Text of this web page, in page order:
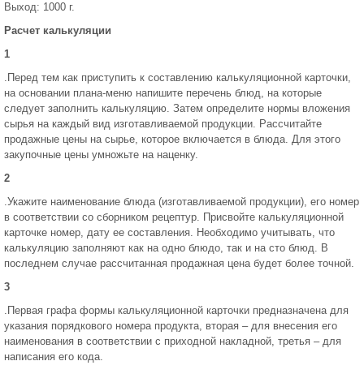
Выход: 1000 г.
Расчет калькуляции
1
.Перед тем как приступить к составлению калькуляционной карточки,
на основании плана-меню напишите перечень блюд, на которые
следует заполнить калькуляцию. Затем определите нормы вложения
сырья на каждый вид изготавливаемой продукции. Рассчитайте
продажные цены на сырье, которое включается в блюда. Для этого
закупочные цены умножьте на наценку.
2
.Укажите наименование блюда (изготавливаемой продукции), его номер
в соответствии со сборником рецептур. Присвойте калькуляционной
карточке номер, дату ее составления. Необходимо учитывать, что
калькуляцию заполняют как на одно блюдо, так и на сто блюд. В
последнем случае рассчитанная продажная цена будет более точной.
3
.Первая графа формы калькуляционной карточки предназначена для
указания порядкового номера продукта, вторая – для внесения его
наименования в соответствии с приходной накладной, третья – для
написания его кода.